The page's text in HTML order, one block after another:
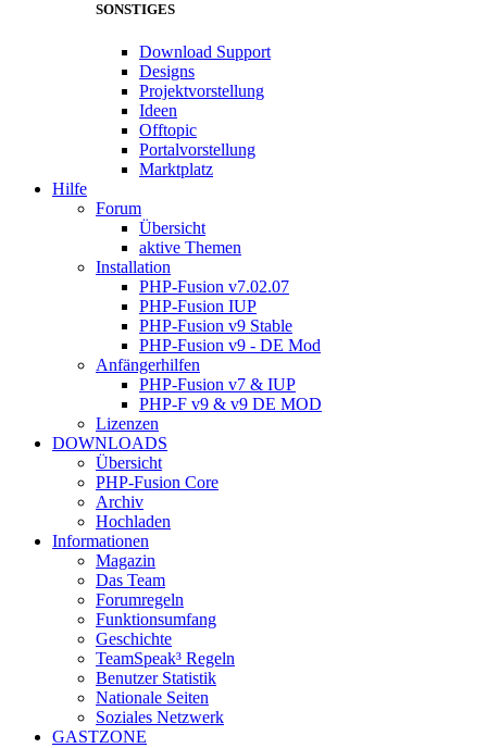
SONSTIGES
Download Support
Designs
Projektvorstellung
Ideen
Offtopic
Portalvorstellung
Marktplatz
Hilfe
Forum
Übersicht
aktive Themen
Installation
PHP-Fusion v7.02.07
PHP-Fusion IUP
PHP-Fusion v9 Stable
PHP-Fusion v9 - DE Mod
Anfängerhilfen
PHP-Fusion v7 & IUP
PHP-F v9 & v9 DE MOD
Lizenzen
DOWNLOADS
Übersicht
PHP-Fusion Core
Archiv
Hochladen
Informationen
Magazin
Das Team
Forumregeln
Funktionsumfang
Geschichte
TeamSpeak³ Regeln
Benutzer Statistik
Nationale Seiten
Soziales Netzwerk
GASTZONE